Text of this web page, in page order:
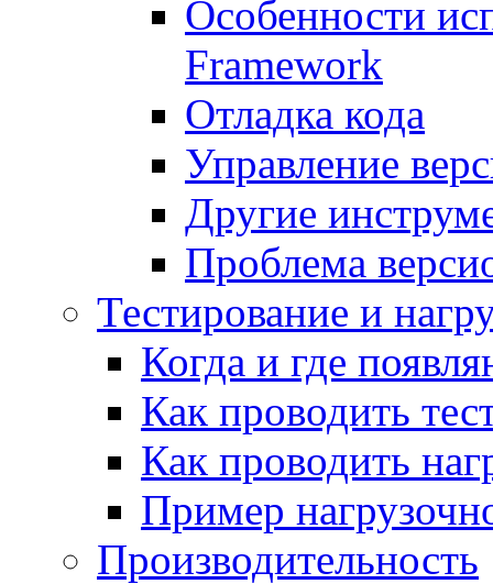
Особенности
Framework
Отладка кода
Управление
Другие
Проблема
Тестирование и
Когда и где
Как проводить
Как проводить
Пример
Производительность